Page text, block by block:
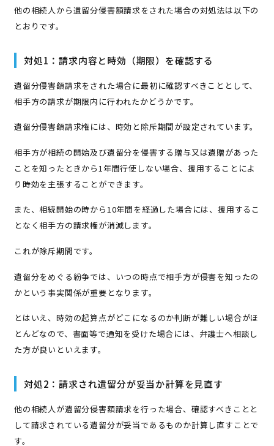
他の相続人から遺留分侵害額請求をされた場合の対処法は以下の
とおりです。
対処1：請求内容と時効（期限）を確認する
遺留分侵害額請求をされた場合に最初に確認すべきこととして、
相手方の請求が期限内に行われたかどうかです。
遺留分侵害額請求権には、時効と除斥期間が設定されています。
相手方が相続の開始及び遺留分を侵害する贈与又は遺贈があった
ことを知ったときから1年間行使しない場合、援用することによ
り時効を主張することができます。
また、相続開始の時から10年間を経過した場合には、援用するこ
となく相手方の請求権が消滅します。
これが除斥期間です。
遺留分をめぐる紛争では、いつの時点で相手方が侵害を知ったの
かという事実関係が重要となります。
とはいえ、時効の起算点がどこになるのか判断が難しい場合がほ
とんどなので、書面等で通知を受けた場合には、弁護士へ相談し
た方が良いといえます。
対処2：請求され遺留分が妥当か計算を見直す
他の相続人が遺留分侵害額請求を行った場合、確認すべきことと
して請求されている遺留分が妥当であるものか計算し直すことで
す。